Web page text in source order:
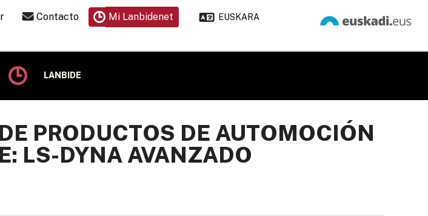
Contacto Mi Lanbidenet EUSKARA
LANBIDE
PRODUCTOS DE AUTOMOCIÓN
LS-DYNA AVANZADO